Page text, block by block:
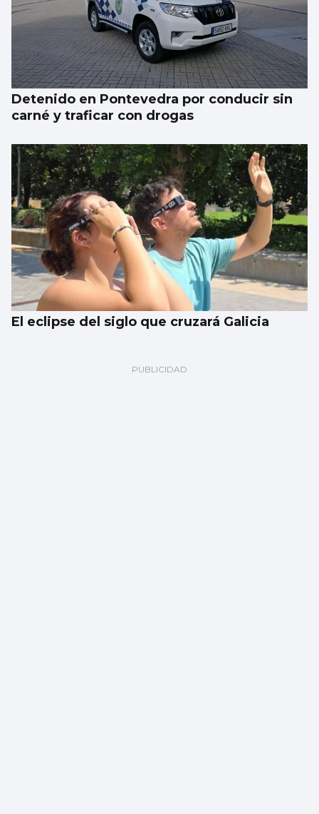
Detenido en Pontevedra por conducir sin
carné y traficar con drogas
El eclipse del siglo que cruzará Galicia